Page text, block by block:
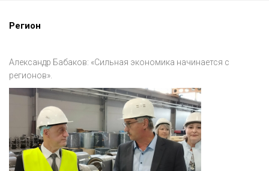
Регион
Александр Бабаков: «Сильная экономика начинается с
регионов».